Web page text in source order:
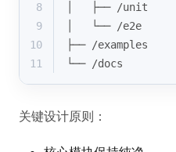
8
│   ├── /unit
9
│   └── /e2e
10
├── /examples
11
└── /docs
关键设计原则：